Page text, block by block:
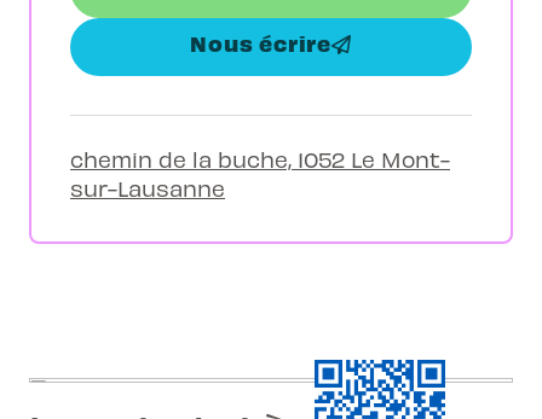
Nous écrire
chemin de la buche, 1052 Le Mont-
sur-Lausanne